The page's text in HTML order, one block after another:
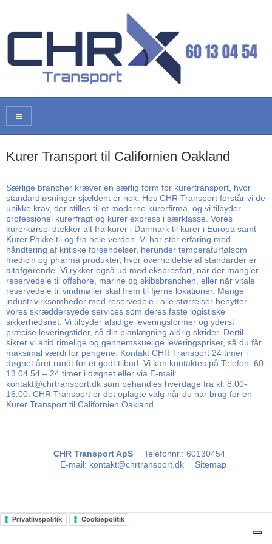
Kurer Transport til Californien Oakland
Særlige brancher kræver en særlig form for kurertransport, hvor
standardløsninger sjældent er nok. Hos CHR Transport forstår vi de
unikke krav, der stilles til et moderne kurerfirma, og vi tilbyder
professionel kurerfragt og kurer express i særklasse. Vores
kurerkørsel dækker alt fra kurer i Danmark til kurer i Europa samt
Kurer Pakke til og fra hele verden. Vi har stor erfaring med
håndtering af kritiske forsendelser, herunder temperaturfølsom
medicin og pharma produkter, hvor overholdelse af standarder er
altafgørende. Vi rykker også ud med ekspresfart, når der mangler
reservedele til offshore, marine og skibsbranchen, eller når vitale
reservedele til vindmøller skal frem til fjerne lokationer. Mange
industrivirksomheder med reservedele i alle størrelser benytter
vores skræddersyede services som deres faste logistiske
sikkerhedsnet. Vi tilbyder alsidige leveringsformer og yderst
præcise leveringstider, så din planlægning aldrig skrider. Dertil
sikrer vi altid rimelige og gennemskuelige leveringspriser, så du får
maksimal værdi for pengene. Kontakt CHR Transport 24 timer i
døgnet året rundt for et godt tilbud. Vi kan kontaktes på Telefon: 60
13 04 54 – 24 timer i døgnet eller via E-mail:
kontakt@chrtransport.dk som behandles hverdage fra kl. 8:00-
16:00. CHR Transport er det oplagte valg når du har brug for en
Kurer Transport til Californien Oakland
CHR Transport ApS Telefonnr.: 60130454
E-mail: kontakt@chrtransport.dk Sitemap
Privatlivspolitik Cookiepolitik